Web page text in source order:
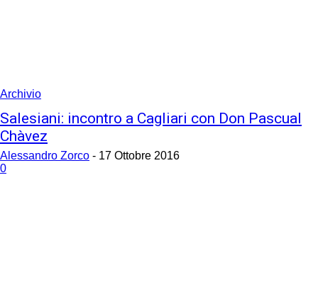
Archivio
Salesiani: incontro a Cagliari con Don Pascual
Chàvez
Alessandro Zorco - 17 Ottobre 2016
0